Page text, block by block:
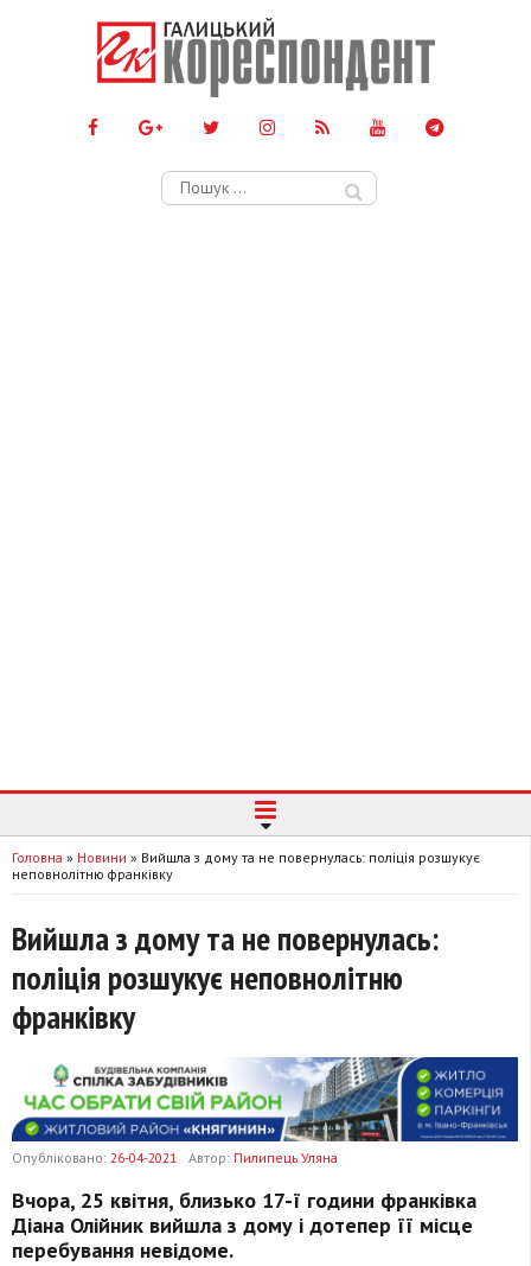
Пошук:
Головна » Новини » Вийшла з дому та не повернулась: поліція розшукує
неповнолітню франківку
Вийшла з дому та не повернулась:
поліція розшукує неповнолітню
франківку
Опубліковано: 26-04-2021 Автор: Пилипець Уляна
Вчора, 25 квітня, близько 17-ї години франківка
Діана Олійник вийшла з дому і дотепер її місце
перебування невідоме.